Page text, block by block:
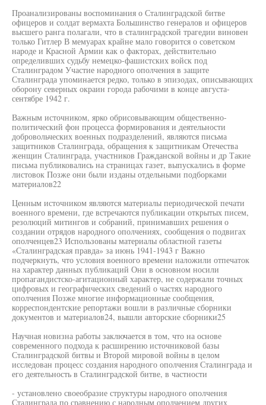
Проанализированы воспоминания о Сталинградской битве
офицеров и солдат вермахта Большинство генералов и офицеров
высшего ранга полагали, что в сталинградской трагедии виновен
только Гитлер В мемуарах крайне мало говорится о советском
народе и Красной Армии как о факторах, действительно
определивших судьбу немецко-фашистских войск под
Сталинградом Участие народного ополчения в защите
Сталинграда упоминается редко, только в эпизодах, описывающих
оборону северных окраин города рабочими в конце августа-
сентябре 1942 г.
Важным источником, ярко обрисовывающим общественно-
политический фон процесса формирования и деятельности
добровольческих военных подразделений, являются письма
защитников Сталинграда, обращения к защитникам Отечества
женщин Сталинграда, участников Гражданской войны и др Такие
письма публиковались на страницах газет, выпускались в форме
листовок Позже они были изданы отдельными подборками
материалов22
Ценным источником являются материалы периодической печати
военного времени, где встречаются публикации открытых писем,
резолюций митингов и собраний, принимавших решения о
создании отрядов народного ополчениях, сообщения о подвигах
ополченцев23 Использованы материалы областной газеты
«Сталинградская правда» за июнь 1941-1943 г Важно
подчеркнуть, что условия военного времени наложили отпечаток
на характер данных публикаций Они в основном носили
пропагандистско-агитационный характер, не содержали точных
цифровых и географических сведений о частях народного
ополчения Позже многие информационные сообщения,
корреспондентские репортажи вошли в различные сборники
документов и материалов24, вышли авторские сборники25
Научная новизна работы заключается в том, что на основе
современного подхода к расширению источниковой базы
Сталинградской битвы и Второй мировой войны в целом
исследован процесс создания народного ополчения Сталинграда и
его деятельность в Сталинградской битве, в частности
- установлено своеобразие структуры народного ополчения
Сталинграда по сравнению с народным ополчением других